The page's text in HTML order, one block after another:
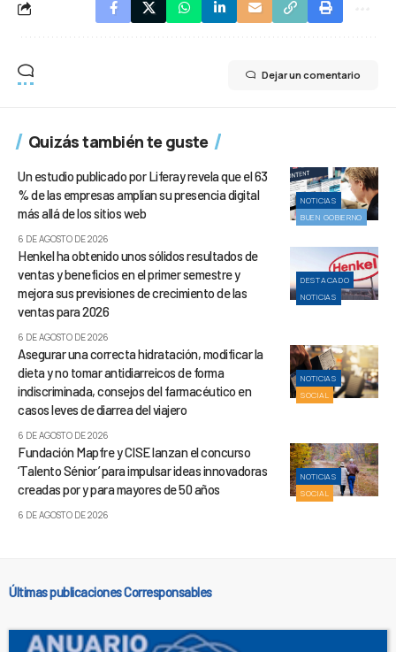
Dejar un comentario
Quizás también te guste
NOTICIAS
BUEN GOBIERNO
Un estudio publicado por Liferay revela que el 63
% de las empresas amplían su presencia digital
más allá de los sitios web
6 DE AGOSTO DE 2026
DESTACADO
NOTICIAS
Henkel ha obtenido unos sólidos resultados de
ventas y beneficios en el primer semestre y
mejora sus previsiones de crecimiento de las
ventas para 2026
6 DE AGOSTO DE 2026
NOTICIAS
SOCIAL
Asegurar una correcta hidratación, modificar la
dieta y no tomar antidiarreicos de forma
indiscriminada, consejos del farmacéutico en
casos leves de diarrea del viajero
6 DE AGOSTO DE 2026
NOTICIAS
SOCIAL
Fundación Mapfre y CISE lanzan el concurso
‘Talento Sénior’ para impulsar ideas innovadoras
creadas por y para mayores de 50 años
6 DE AGOSTO DE 2026
Últimas publicaciones Corresponsables